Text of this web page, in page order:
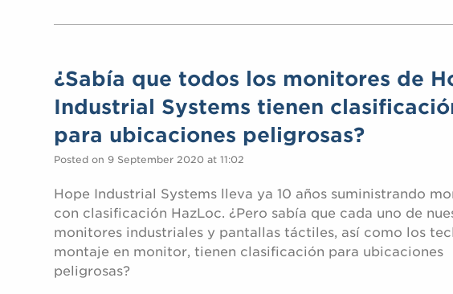
¿Sabía que todos los monitores de
Industrial Systems tienen
para ubicaciones peligrosas?
Posted on 9 September 2020 at 11:02
Hope Industrial Systems lleva ya 10 años suministrando
con clasificación HazLoc. ¿Pero sabía que cada uno de
monitores industriales y pantallas táctiles, así como los
montaje en monitor, tienen clasificación para ubicaciones
peligrosas?